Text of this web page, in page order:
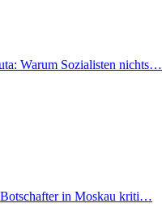
Warum Sozialisten nichts…
Botschafter in Moskau kriti…